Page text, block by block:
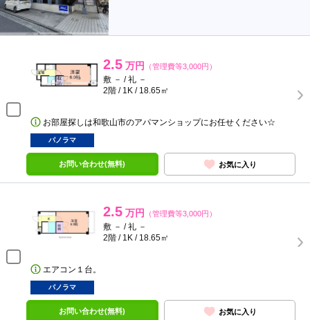
2.5 万円 （管理費等3,000円）
敷 － / 礼 －
2階 / 1K / 18.65㎡
お部屋探しは和歌山市のアパマンショップにお任せください☆
パノラマ
お問い合わせ(無料) お気に入り
2.5 万円 （管理費等3,000円）
敷 － / 礼 －
2階 / 1K / 18.65㎡
エアコン１台。
パノラマ
お問い合わせ(無料) お気に入り